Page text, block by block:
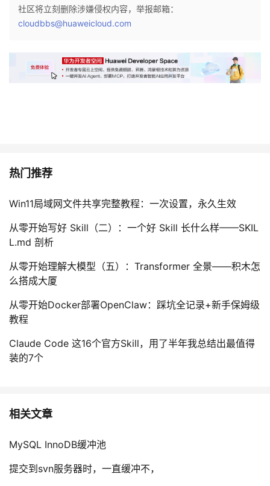
社区将立刻删除涉嫌侵权内容，举报邮箱：
cloudbbs@huaweicloud.com
热门推荐
Win11局域网文件共享完整教程：一次设置，永久生效
从零开始写好 Skill（二）：一个好 Skill 长什么样——SKIL
L.md 剖析
从零开始理解大模型（五）：Transformer 全景——积木怎
么搭成大厦
从零开始Docker部署OpenClaw：踩坑全记录+新手保姆级
教程
Claude Code 这16个官方Skill，用了半年我总结出最值得
装的7个
相关文章
MySQL InnoDB缓冲池
提交到svn服务器时，一直缓冲不，